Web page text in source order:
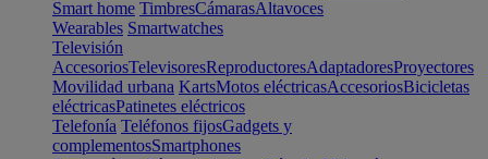
Smart home TimbresCámarasAltavoces
Wearables Smartwatches
Televisión
AccesoriosTelevisoresReproductoresAdaptadoresProyectores
Movilidad urbana KartsMotos eléctricasAccesoriosBicicletas
eléctricasPatinetes eléctricos
Telefonía Teléfonos fijosGadgets y
complementosSmartphones